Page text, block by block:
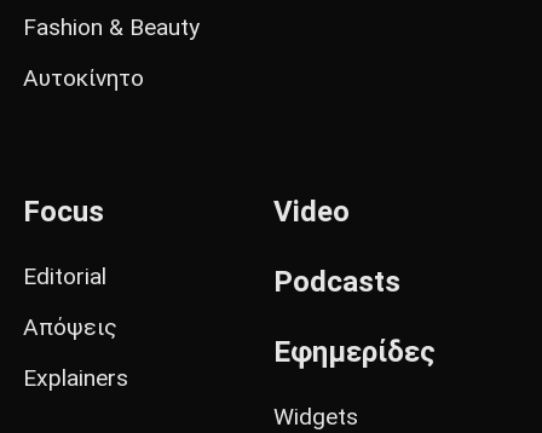
Fashion & Beauty
Αυτοκίνητο
Focus
Editorial
Απόψεις
Explainers
Video
Podcasts
Εφημερίδες
Widgets